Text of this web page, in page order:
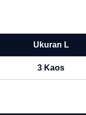
Ukuran L
3 Kaos